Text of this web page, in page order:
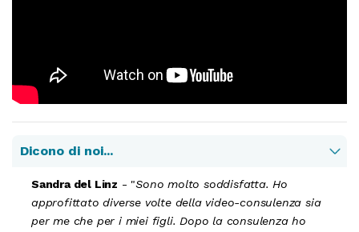
Dicono di noi...
Sandra del Linz - "Sono molto soddisfatta. Ho
approfittato diverse volte della video-consulenza sia
per me che per i miei figli. Dopo la consulenza ho